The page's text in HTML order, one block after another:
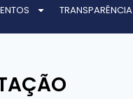
TRANSPARÊNCIA